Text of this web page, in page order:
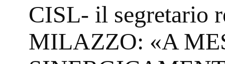
CISL- il segretario
MILAZZO: «A